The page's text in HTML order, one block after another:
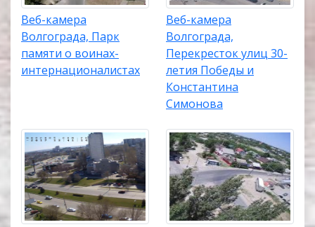
Веб-камера
Волгограда, Парк
памяти о воинах-
интернационалистах
Веб-камера
Волгограда,
Перекресток улиц 30-
летия Победы и
Константина
Симонова